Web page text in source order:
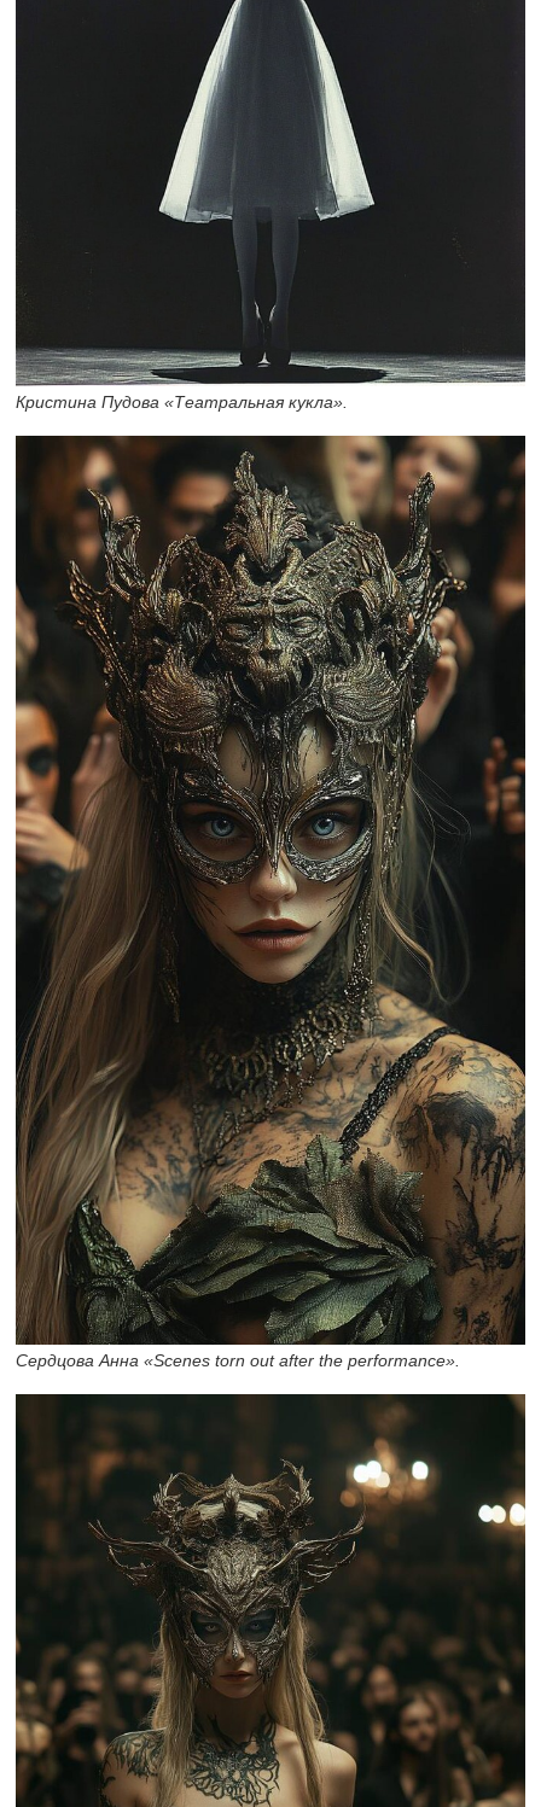
Кристина Пудова «Театральная кукла».
Сердцова Анна «Scenes torn out after the performance».